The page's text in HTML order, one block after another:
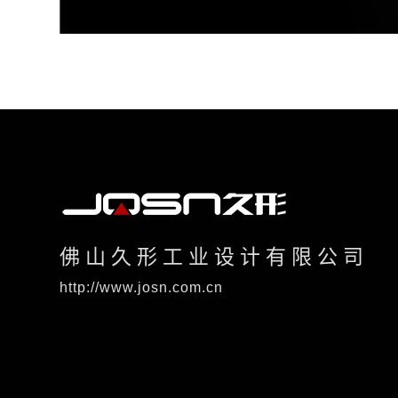
佛山久形工业设计有限公司
http://www.josn.com.cn